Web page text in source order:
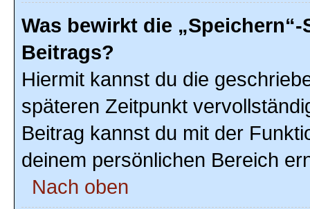
Was bewirkt die
Beitrags?
Hiermit kannst du die
späteren Zeitpunkt
Beitrag kannst du mit der
deinem persönlichen Bereich
Nach oben